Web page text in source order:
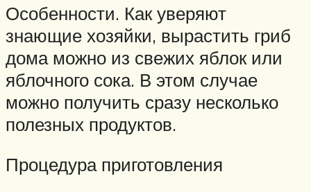
Особенности. Как уверяют
знающие хозяйки, вырастить гриб
дома можно из свежих яблок или
яблочного сока. В этом случае
можно получить сразу несколько
полезных продуктов.
Процедура приготовления